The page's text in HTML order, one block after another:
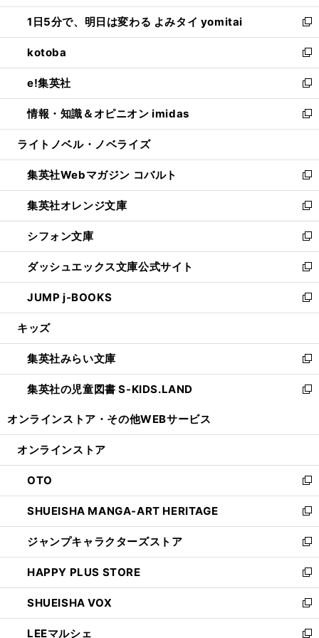
ウ
で
開
く
ン
ド
ウ
で
開
く
ウ
ィ
ン
ド
ウ
で
開
く
し
い
ウ
ィ
ン
ド
ウ
で
開
1日5分で、明日は変わる よみタイ yomitai
新
し
い
ウ
ィ
ン
ド
ウ
開
く
kotoba
新
し
い
ウ
ィ
ン
ウ
で
開
く
e!集英社
新
し
い
ウ
ン
ド
ウ
で
開
く
情報・知識＆オピニオン imidas
新
し
ウ
ィ
ン
ド
ウ
で
開
く
ライトノベル・ノベライズ
集英社Webマガジン コバルト
新
し
い
ウ
ィ
ン
ド
ウ
で
開
集英社オレンジ文庫
新
し
い
ウ
ィ
ン
ド
ウ
開
く
シフォン文庫
新
し
い
ウ
ィ
ン
ウ
で
開
く
ダッシュエックス文庫公式サイト
新
し
い
ウ
ン
ド
ウ
で
JUMP j-BOOKS
新
し
ウ
ィ
ン
ド
開
キッズ
集英社みらい文庫
新
し
い
ン
ウ
で
開
く
集英社の児童図書 S-KIDS.LAND
新
ウ
ン
ド
ウ
で
開
く
オンラインストア・ その他WEBサービス
オンラインストア
OTO
新
し
い
ウ
ィ
ン
ド
ウ
で
開
く
SHUEISHA MANGA-ART HERITAGE
新
し
い
ウ
ィ
ン
ド
ウ
で
ジャンプキャラクターズストア
新
し
い
ウ
ィ
ン
ド
HAPPY PLUS STORE
新
し
い
ウ
ィ
SHUEISHA VOX
新
し
LEEマルシェ